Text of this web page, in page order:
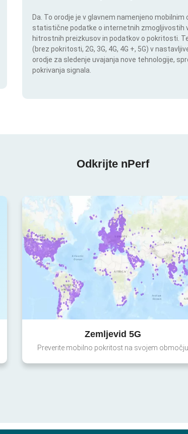
Da. To orodje je v glavnem namenjeno
statistične podatke o internetnih zmogljivostih
hitrostnih preizkusov in podatkov o pokritosti.
(brez pokritosti, 2G, 3G, 4G, 4G +, 5G) v
orodje za sledenje uvajanja nove tehnologije,
pokrivanja signala.
Odkrijte nPerf
Zemljevid 5G
Preverite mobilno pokritost na svojem območju